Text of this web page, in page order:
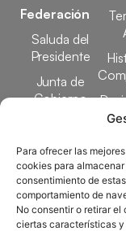
Para ofrecer las
cookies para
consentimiento de
comportamiento de
No consentir o retirar
ciertas características
Federación
Saluda del
Presidente
Junta de
Gobierno
Elecciones
Clubes
Federados